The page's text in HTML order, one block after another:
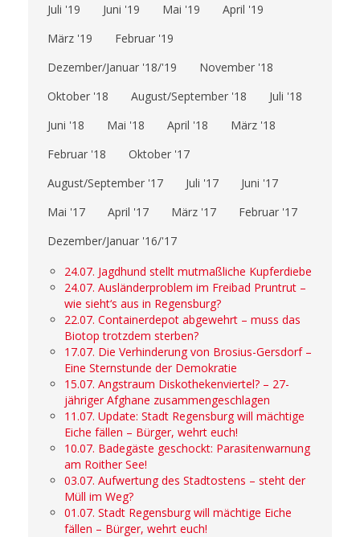
Juli '19
Juni '19 Mai '19
April '19
März '19
Februar '19
Dezember/Januar '18/'19
November '18
Oktober '18
August/September '18
Juli '18
Juni '18
Mai '18 April '18
März '18
Februar '18
Oktober '17
August/September '17
Juli '17
Juni '17
Mai '17
April '17 März '17
Februar '17
Dezember/Januar '16/'17
24.07. Jagdhund stellt mutmaßliche Kupferdiebe
24.07. Ausländerproblem im Freibad Pruntrut –
wie sieht‘s aus in Regensburg?
22.07. Containerdepot abgewehrt – muss das
Biotop trotzdem sterben?
17.07. Die Verhinderung von Brosius-Gersdorf –
Eine Sternstunde der Demokratie
15.07. Angstraum Diskothekenviertel? – 27-
jähriger Afghane zusammengeschlagen
11.07. Update: Stadt Regensburg will mächtige
Eiche fällen – Bürger, wehrt euch!
10.07. Badegäste geschockt: Parasitenwarnung
am Roither See!
03.07. Aufwertung des Stadtostens – steht der
Müll im Weg?
01.07. Stadt Regensburg will mächtige Eiche
fällen – Bürger, wehrt euch!